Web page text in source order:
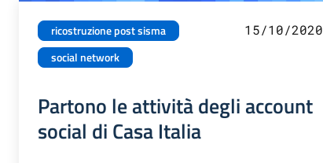
ricostruzione post sisma
social network
15/10/2020
Partono le attività degli account
social di Casa Italia